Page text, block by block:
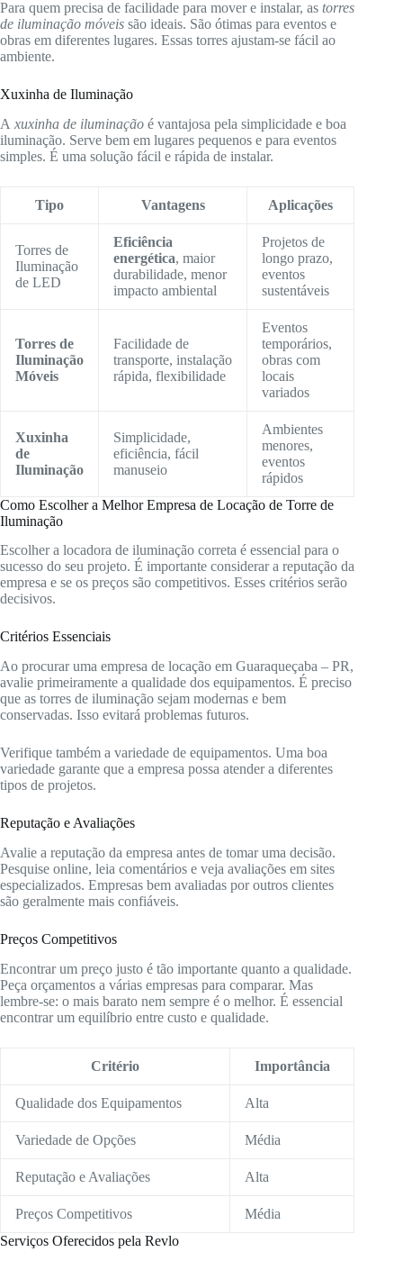
Para quem precisa de facilidade para mover e instalar, as torres
de iluminação móveis são ideais. São ótimas para eventos e
obras em diferentes lugares. Essas torres ajustam-se fácil ao
ambiente.
Xuxinha de Iluminação
A xuxinha de iluminação é vantajosa pela simplicidade e boa
iluminação. Serve bem em lugares pequenos e para eventos
simples. É uma solução fácil e rápida de instalar.
Tipo Vantagens Aplicações
Torres de
Iluminação
de LED
Eficiência
energética, maior
durabilidade, menor
impacto ambiental
Projetos de
longo prazo,
eventos
sustentáveis
Torres de
Iluminação
Móveis
Facilidade de
transporte, instalação
rápida, flexibilidade
Eventos
temporários,
obras com
locais
variados
Xuxinha
de
Iluminação
Simplicidade,
eficiência, fácil
manuseio
Ambientes
menores,
eventos
rápidos
Como Escolher a Melhor Empresa de Locação de Torre de
Iluminação
Escolher a locadora de iluminação correta é essencial para o
sucesso do seu projeto. É importante considerar a reputação da
empresa e se os preços são competitivos. Esses critérios serão
decisivos.
Critérios Essenciais
Ao procurar uma empresa de locação em Guaraqueçaba – PR,
avalie primeiramente a qualidade dos equipamentos. É preciso
que as torres de iluminação sejam modernas e bem
conservadas. Isso evitará problemas futuros.
Verifique também a variedade de equipamentos. Uma boa
variedade garante que a empresa possa atender a diferentes
tipos de projetos.
Reputação e Avaliações
Avalie a reputação da empresa antes de tomar uma decisão.
Pesquise online, leia comentários e veja avaliações em sites
especializados. Empresas bem avaliadas por outros clientes
são geralmente mais confiáveis.
Preços Competitivos
Encontrar um preço justo é tão importante quanto a qualidade.
Peça orçamentos a várias empresas para comparar. Mas
lembre-se: o mais barato nem sempre é o melhor. É essencial
encontrar um equilíbrio entre custo e qualidade.
Critério Importância
Qualidade dos Equipamentos Alta
Variedade de Opções Média
Reputação e Avaliações Alta
Preços Competitivos
Média
Serviços Oferecidos pela Revlo